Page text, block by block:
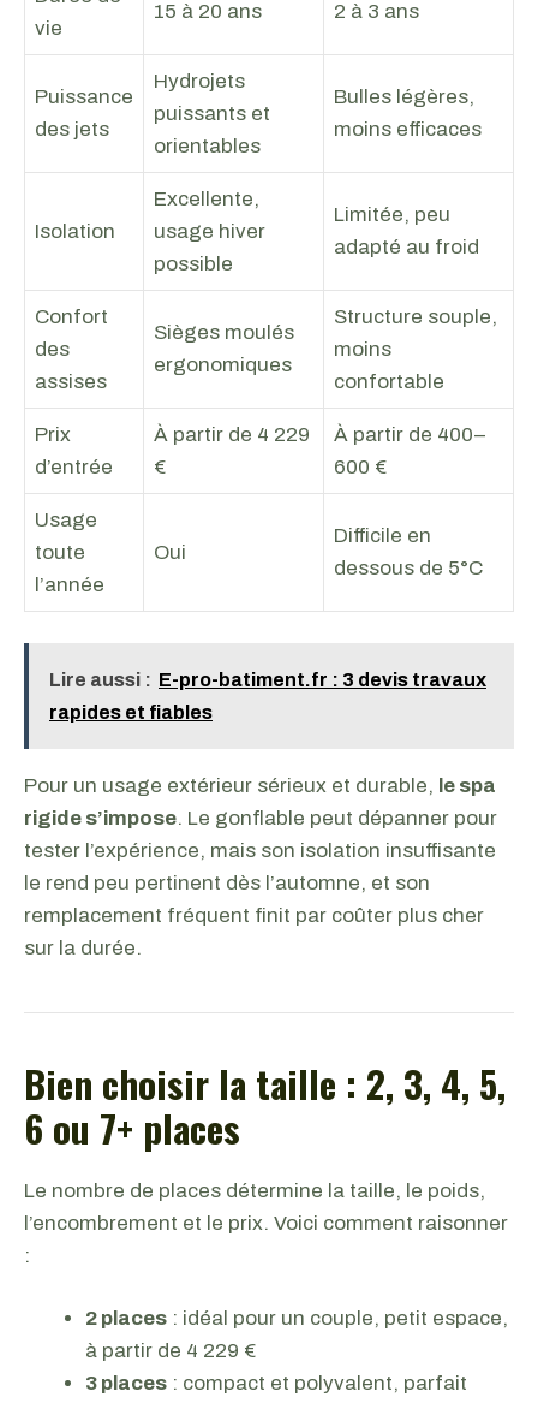
vie
15 à 20 ans 2 à 3 ans
Puissance
des jets
Hydrojets
puissants et
orientables
Bulles légères,
moins efficaces
Isolation
Excellente,
usage hiver
possible
Limitée, peu
adapté au froid
Confort
des
assises
Sièges moulés
ergonomiques
Structure souple,
moins
confortable
Prix
d’entrée
À partir de 4 229
€
À partir de 400–
600 €
Usage
toute
l’année
Oui
Difficile en
dessous de 5°C
Lire aussi : E-pro-batiment.fr : 3 devis travaux
rapides et fiables
Pour un usage extérieur sérieux et durable, le spa
rigide s’impose. Le gonflable peut dépanner pour
tester l’expérience, mais son isolation insuffisante
le rend peu pertinent dès l’automne, et son
remplacement fréquent finit par coûter plus cher
sur la durée.
Bien choisir la taille : 2, 3, 4, 5,
6 ou 7+ places
Le nombre de places détermine la taille, le poids,
l’encombrement et le prix. Voici comment raisonner
:
2 places : idéal pour un couple, petit espace,
à partir de 4 229 €
3 places : compact et polyvalent, parfait